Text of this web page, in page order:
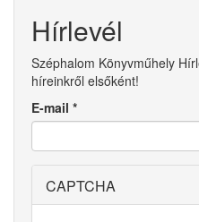
Hírlevél
Széphalom Könyvműhely
híreinkről elsőként!
E-mail *
CAPTCHA